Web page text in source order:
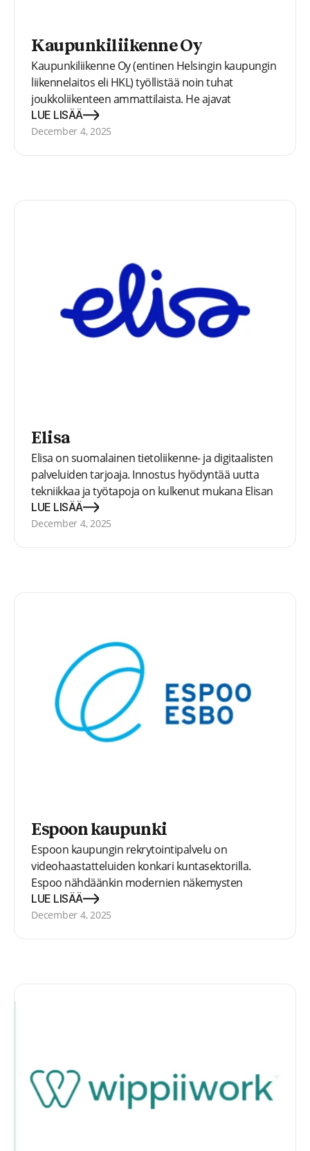
Kaupunkiliikenne Oy
Kaupunkiliikenne Oy (entinen Helsingin kaupungin
liikennelaitos eli HKL) työllistää noin tuhat
joukkoliikenteen ammattilaista. He ajavat
raitiovaunuja ja metrojunia, ohjaavat liikennettä
valvomoissa, huoltavat kalustoa, ratoja ja
LUE LISÄÄ
December 4, 2025
Elisa
Elisa on suomalainen tietoliikenne- ja digitaalisten
palveluiden tarjoaja. Innostus hyödyntää uutta
tekniikkaa ja työtapoja on kulkenut mukana Elisan
lähes 140-vuotisella taipaleellamme. Elisa palvelee
yli 2,8 miljoonaa asiakasta Suomessa ja Virossa
LUE LISÄÄ
December 4, 2025
Espoon kaupunki
Espoon kaupungin rekrytointipalvelu on
videohaastatteluiden konkari kuntasektorilla.
Espoo nähdäänkin modernien näkemysten
ansiosta kiinnostavana ja nykyaikaisena
työnantajana.
LUE LISÄÄ
December 4, 2025